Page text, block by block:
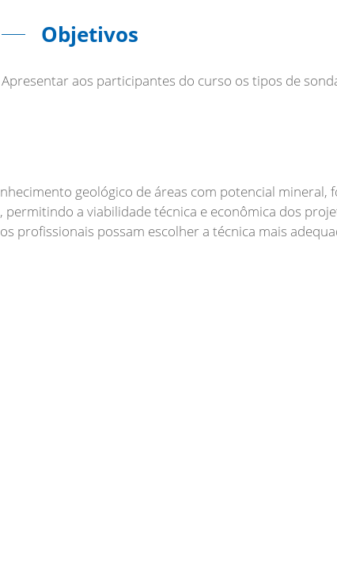
Objetivos
Apresentar aos participantes do curso os tipos de
geológico de áreas com potencial mineral,
a viabilidade técnica e econômica dos
profissionais possam escolher a técnica mais